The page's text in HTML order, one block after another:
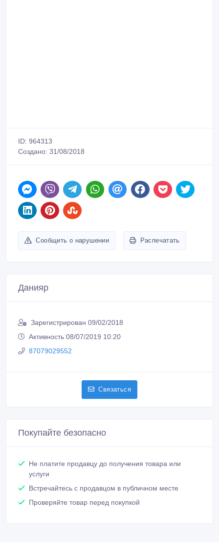
ID: 964313
Создано: 31/08/2018
Сообщить о нарушении Распечатать
Данияр
Зарегистрирован 09/02/2018
Активность 08/07/2019 10:20
87079029552
Связаться
Покупайте безопасно
Не платите продавцу до получения товара или
услуги
Встречайтесь с продавцом в публичном месте
Проверяйте товар перед покупкой